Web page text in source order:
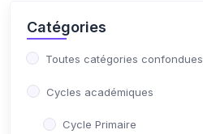
Catégories
Toutes catégories confondues
Cycles académiques
Cycle Primaire